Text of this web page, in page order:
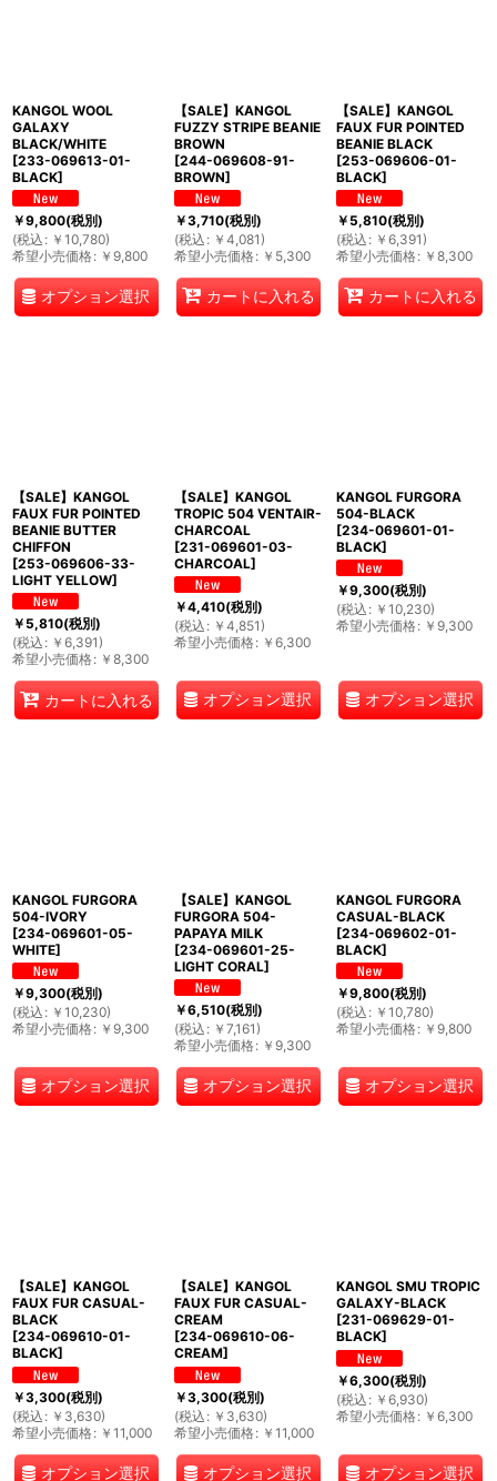
KANGOL WOOL
GALAXY
BLACK/WHITE
[233-069613-01-
BLACK]
￥9,800(税別)
(税込 : ￥ 10,780)
希望小売価格: ￥ 9,800
オプション選択
【SALE】KANGOL
FUZZY STRIPE BEANIE
BROWN
[244-069608-91-
BROWN]
￥3,710(税別)
(税込 : ￥ 4,081)
希望小売価格: ￥ 5,300
カートに入れる
【SALE】KANGOL
FAUX FUR POINTED
BEANIE BLACK
[253-069606-01-
BLACK]
￥5,810(税別)
(税込 : ￥ 6,391)
希望小売価格: ￥ 8,300
カートに入れる
【SALE】KANGOL
FAUX FUR POINTED
BEANIE BUTTER
CHIFFON
[253-069606-33-
LIGHT YELLOW]
￥5,810(税別)
(税込 : ￥ 6,391)
希望小売価格: ￥ 8,300
カートに入れる
【SALE】KANGOL
TROPIC 504 VENTAIR-
CHARCOAL
[231-069601-03-
CHARCOAL]
￥4,410(税別)
(税込 : ￥ 4,851)
希望小売価格: ￥ 6,300
オプション選択
KANGOL FURGORA
504-BLACK
[234-069601-01-
BLACK]
￥9,300(税別)
(税込 : ￥ 10,230)
希望小売価格: ￥ 9,300
オプション選択
KANGOL FURGORA
504-IVORY
[234-069601-05-
WHITE]
￥9,300(税別)
(税込 : ￥ 10,230)
希望小売価格: ￥ 9,300
オプション選択
【SALE】KANGOL
FURGORA 504-
PAPAYA MILK
[234-069601-25-
LIGHT CORAL]
￥6,510(税別)
(税込 : ￥ 7,161)
希望小売価格: ￥ 9,300
オプション選択
KANGOL FURGORA
CASUAL-BLACK
[234-069602-01-
BLACK]
￥9,800(税別)
(税込 : ￥ 10,780)
希望小売価格: ￥ 9,800
オプション選択
【SALE】KANGOL
FAUX FUR CASUAL-
BLACK
[234-069610-01-
BLACK]
￥3,300(税別)
(税込 : ￥ 3,630)
希望小売価格: ￥ 11,000
オプション選択
【SALE】KANGOL
FAUX FUR CASUAL-
CREAM
[234-069610-06-
CREAM]
￥3,300(税別)
(税込 : ￥ 3,630)
希望小売価格: ￥ 11,000
オプション選択
KANGOL SMU TROPIC
GALAXY-BLACK
[231-069629-01-
BLACK]
￥6,300(税別)
(税込 : ￥ 6,930)
希望小売価格: ￥ 6,300
オプション選択